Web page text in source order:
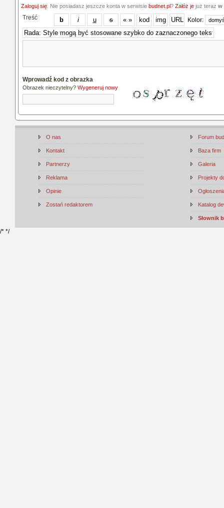
Zaloguj się . Nie posiadasz jeszcze konta w serwisie budnet.pl? Załóż je już teraz w
Treść Kolor:
Wprowadź kod z obrazka
Obrazek nieczytelny? Wygeneruj nowy
O nas
Kontakt
Partnerzy
Reklama
Opinie
Zostań redaktorem
Forum
Baza firm
Galeria
Projekty
Katalog
Słownik
/* */